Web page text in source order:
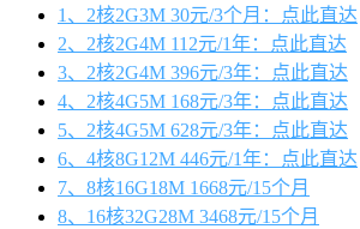
1、2核2G3M 30元/3个月：点此直达
2、2核2G4M 112元/1年：点此直达
3、2核2G4M 396元/3年：点此直达
4、2核4G5M 168元/3年：点此直达
5、2核4G5M 628元/3年：点此直达
6、4核8G12M 446元/1年：点此直达
7、8核16G18M 1668元/15个月
8、16核32G28M 3468元/15个月